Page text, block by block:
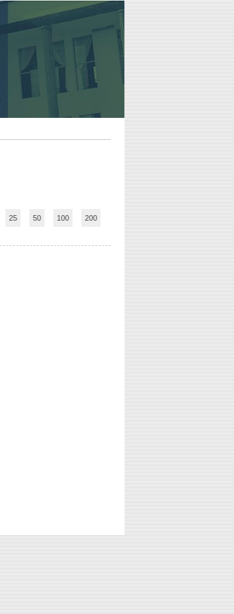
25 50 100 200